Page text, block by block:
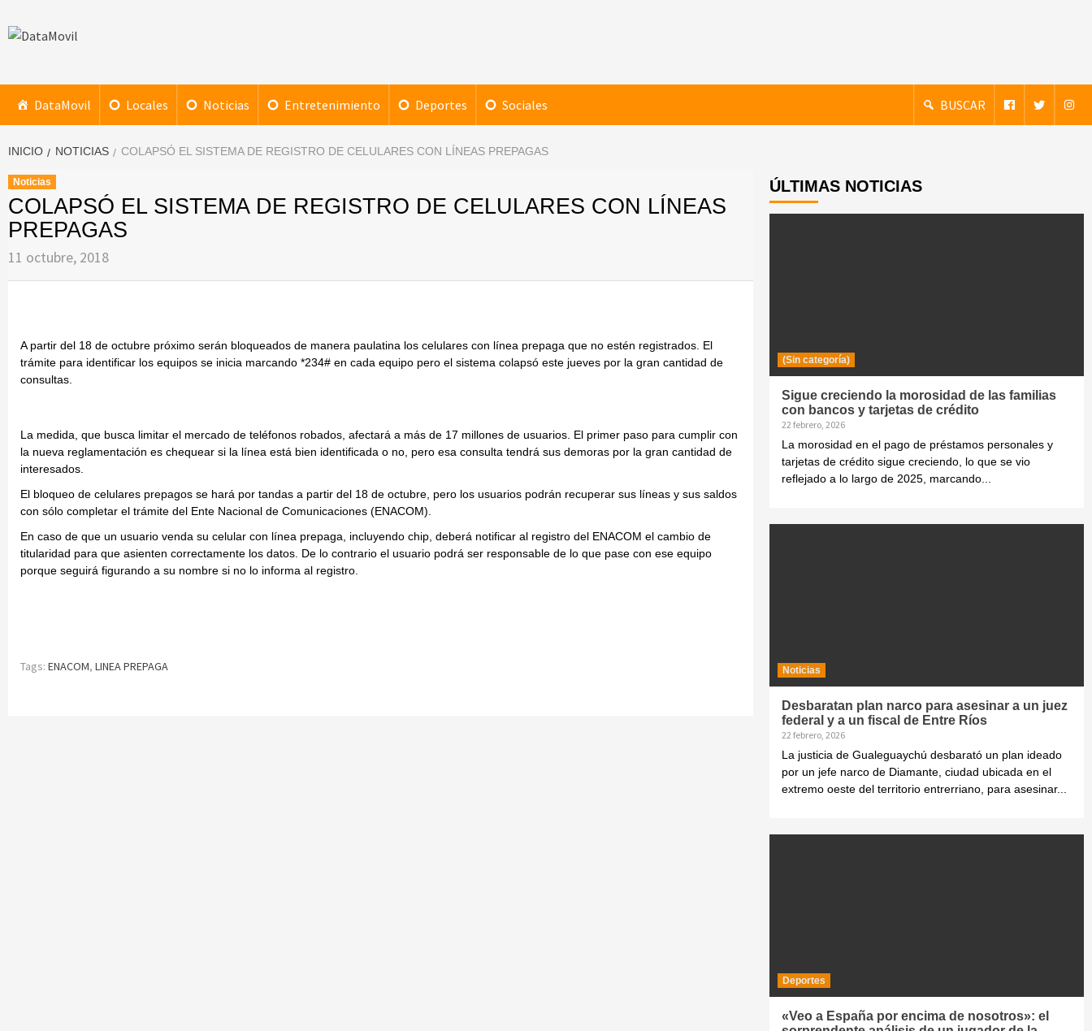
al
DataMovil
DataMovil Locales Noticias Entretenimiento Deportes Sociales BUSCAR
INICIO NOTICIAS COLAPSÓ EL SISTEMA DE REGISTRO DE CELULARES CON LÍNEAS PREPAGAS
Noticias
COLAPSÓ EL SISTEMA DE REGISTRO DE CELULARES CON LÍNEAS
PREPAGAS
11 octubre, 2018
A partir del 18 de octubre próximo serán bloqueados de manera paulatina los celulares con línea prepaga que no estén registrados. El
trámite para identificar los equipos se inicia marcando *234# en cada equipo pero el sistema colapsó este jueves por la gran cantidad de
consultas.
La medida, que busca limitar el mercado de teléfonos robados, afectará a más de 17 millones de usuarios. El primer paso para cumplir con
la nueva reglamentación es chequear si la línea está bien identificada o no, pero esa consulta tendrá sus demoras por la gran cantidad de
interesados.
El bloqueo de celulares prepagos se hará por tandas a partir del 18 de octubre, pero los usuarios podrán recuperar sus líneas y sus saldos
con sólo completar el trámite del Ente Nacional de Comunicaciones (ENACOM).
En caso de que un usuario venda su celular con línea prepaga, incluyendo chip, deberá notificar al registro del ENACOM el cambio de
titularidad para que asienten correctamente los datos. De lo contrario el usuario podrá ser responsable de lo que pase con ese equipo
porque seguirá figurando a su nombre si no lo informa al registro.
Tags: ENACOM, LINEA PREPAGA
ÚLTIMAS NOTICIAS
(Sin categoría)
Sigue creciendo la morosidad de las familias
con bancos y tarjetas de crédito
22 febrero, 2026
La morosidad en el pago de préstamos personales y
tarjetas de crédito sigue creciendo, lo que se vio
reflejado a lo largo de 2025, marcando...
Noticias
Desbaratan plan narco para asesinar a un juez
federal y a un fiscal de Entre Ríos
22 febrero, 2026
La justicia de Gualeguaychú desbarató un plan ideado
por un jefe narco de Diamante, ciudad ubicada en el
extremo oeste del territorio entrerriano, para asesinar...
Deportes
«Veo a España por encima de nosotros»: el